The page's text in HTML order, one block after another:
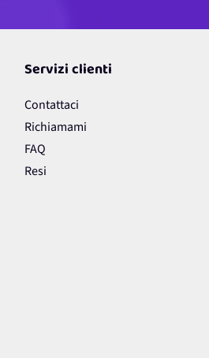
Servizi clienti
Contattaci
Richiamami
FAQ
Resi